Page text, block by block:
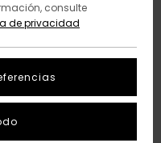
consulte
de privacidad